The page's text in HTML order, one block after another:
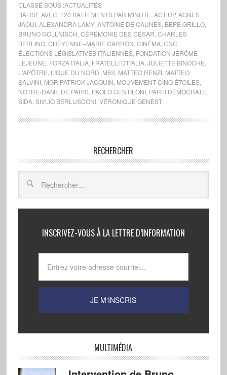
CLASSÉ SOUS :ACTUALITÉS
BALISÉ AVEC :120 BATTEMENTS PAR MINUTE ACT UP, AGNÈS
JAOUI, ALEXANDRA LAMY, ANTOINE DE CAUNES, BEPE GRILLO,
BRUNO GOLLNISCH CÉRÉMONIE DES CÉSAR CHARLES
BERLING, CHEYENNE–MARIE CARRON CINÉMA, CNC
ÉLECTIONS LÉGISLATIVES ITALIENNES, FONDATION JÉRÔME
LEJEUNE FORZA ITALIA, FRATELLI D'ITALIA, JULIETTE BINOCHE
L'APÔTRE LIGUE DU NORD M5S, MATTEO RENZI, MATTEO
SALVINI, MGR PATRICK JACQUIN MOUVEMENT CINQ ÉTOILES,
NOTRE-DAME DE PARIS, PAOLO GENTILONI, PARTI DÉMOCRATE
SIDA, SIVLIO BERLUSCONI, VÉRONIQUE GENEST
RECHERCHER
INSCRIVEZ-VOUS À LA LETTRE D’INFORMATION
MULTIMÉDIA